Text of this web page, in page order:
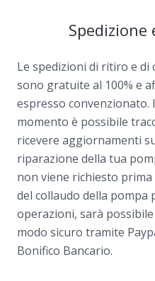
Spedizione
Le spedizioni di ritiro e di
sono gratuite al 100% e
espresso convenzionato.
momento è possibile
ricevere aggiornamenti
riparazione della tua
non viene richiesto
del collaudo della pompa
operazioni, sarà
modo sicuro tramite
Bonifico Bancario.